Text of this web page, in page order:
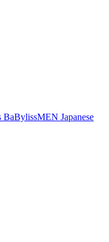
BaBylissMEN Japanese